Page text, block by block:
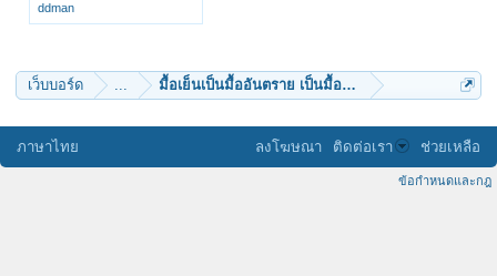
ddman
เว็บบอร์ด ... มื้อเย็นเป็นมื้ออันตราย เป็นมื้อตายผ่อนส่ง
ภาษาไทย ลงโฆษณา ติดต่อเรา ช่วยเหลือ
ข้อกำหนดและกฎ